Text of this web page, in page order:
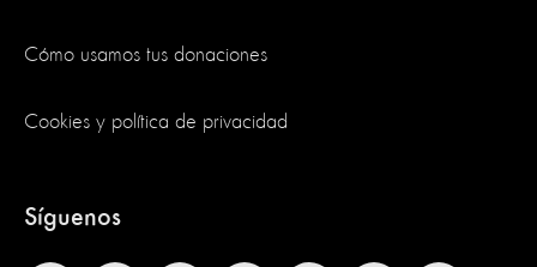
Cómo usamos tus donaciones
Cookies y política de privacidad
Síguenos